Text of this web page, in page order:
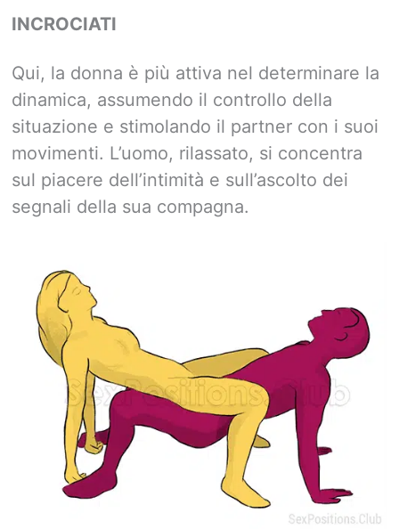
INCROCIATI
Qui, la donna è più attiva nel determinare la
dinamica, assumendo il controllo della
situazione e stimolando il partner con i suoi
movimenti. L’uomo, rilassato, si concentra
sul piacere dell’intimità e sull’ascolto dei
segnali della sua compagna.